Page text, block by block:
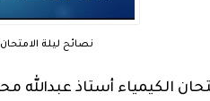
نصائح ليلة
الكيمياء أستاذ عبدالله